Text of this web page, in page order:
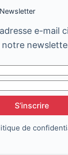
e-mail
S’inscrire
de